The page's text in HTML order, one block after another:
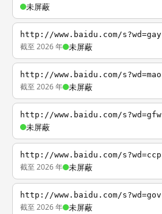
未屏蔽
http://www.baidu.com/s?wd=gay
截至 2026 年 未屏蔽
http://www.baidu.com/s?wd=mao
截至 2026 年 未屏蔽
http://www.baidu.com/s?wd=gfw
未屏蔽
http://www.baidu.com/s?wd=ccp
截至 2026 年 未屏蔽
http://www.baidu.com/s?wd=gov
截至 2026 年 未屏蔽